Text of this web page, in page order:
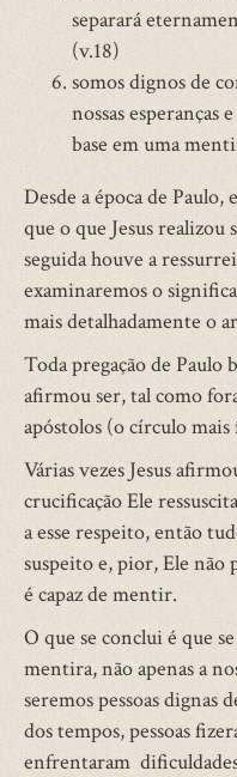
separará
(v.18)
somos dignos de
nossas esperanças
base em uma
Desde a época de
que o que Jesus realizou
seguida houve a
examinaremos o
mais detalhadamente o
Toda pregação de Paulo
afirmou ser, tal como
apóstolos (o círculo
Várias vezes Jesus
crucificação Ele
a esse respeito, então
suspeito e, pior, Ele não
é capaz de mentir.
O que se conclui é que
mentira, não apenas a
seremos pessoas dignas
dos tempos, pessoas
enfrentaram